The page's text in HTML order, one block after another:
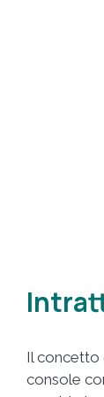
Il concetto
console